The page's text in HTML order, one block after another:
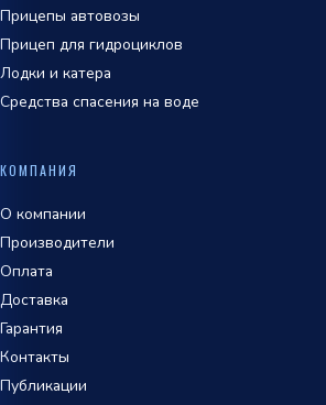
Прицепы автовозы
Прицеп для гидроциклов
Лодки и катера
Средства спасения на воде
КОМПАНИЯ
О компании
Производители
Оплата
Доставка
Гарантия
Контакты
Публикации